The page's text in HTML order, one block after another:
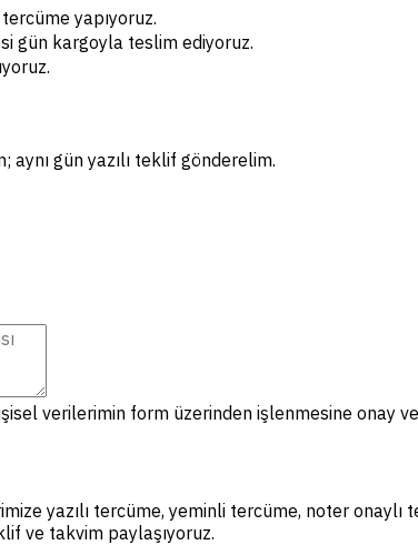
yapıyoruz.
gün kargoyla teslim ediyoruz.
aynı gün yazılı teklif gönderelim.
verilerimin form üzerinden işlenmesine onay
yazılı tercüme, yeminli tercüme, noter
ve takvim paylaşıyoruz.